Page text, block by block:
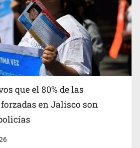
que el 80% de las
en Jalisco son